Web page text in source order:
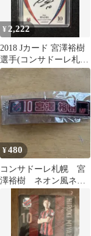
¥2,222
2018 Jカード 宮澤裕樹
選手(コンサドーレ札
幌) 直筆サインカード
¥480
コンサドーレ札幌 宮
澤裕樹 ネオン風ネー
ムキーホルダー